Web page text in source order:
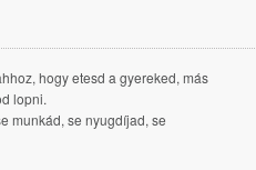
hogy etesd a gyereked, más
lopni.
munkád, se nyugdíjad, se